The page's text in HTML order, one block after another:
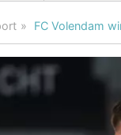
FC Volendam